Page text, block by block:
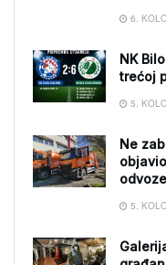
6.
NK
trećoj
5.
Ne
5.